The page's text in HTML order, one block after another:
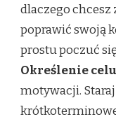
dlaczego chcesz
poprawić swoją
prostu poczuć
Określenie celu
motywacji.